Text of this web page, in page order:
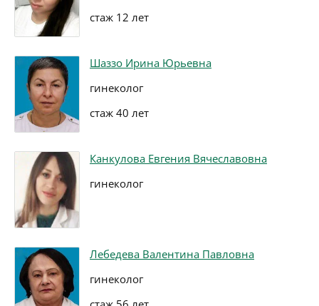
стаж 12 лет
Шаззо Ирина Юрьевна
гинеколог
стаж 40 лет
Канкулова Евгения Вячеславовна
гинеколог
Лебедева Валентина Павловна
гинеколог